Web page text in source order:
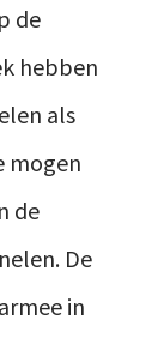
de
hebben
als
mogen
de
De
in